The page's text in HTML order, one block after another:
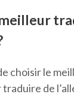
choisir le
de